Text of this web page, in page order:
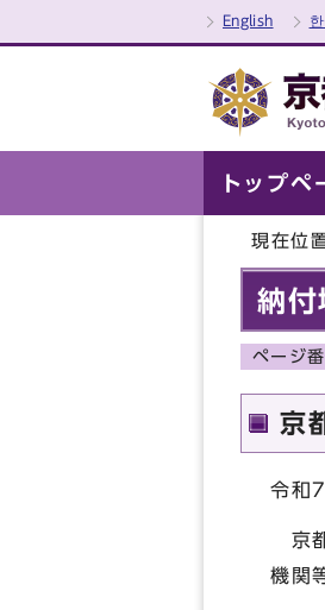
English
トップペ
現在位
納付
ページ
京
令和
京
機関